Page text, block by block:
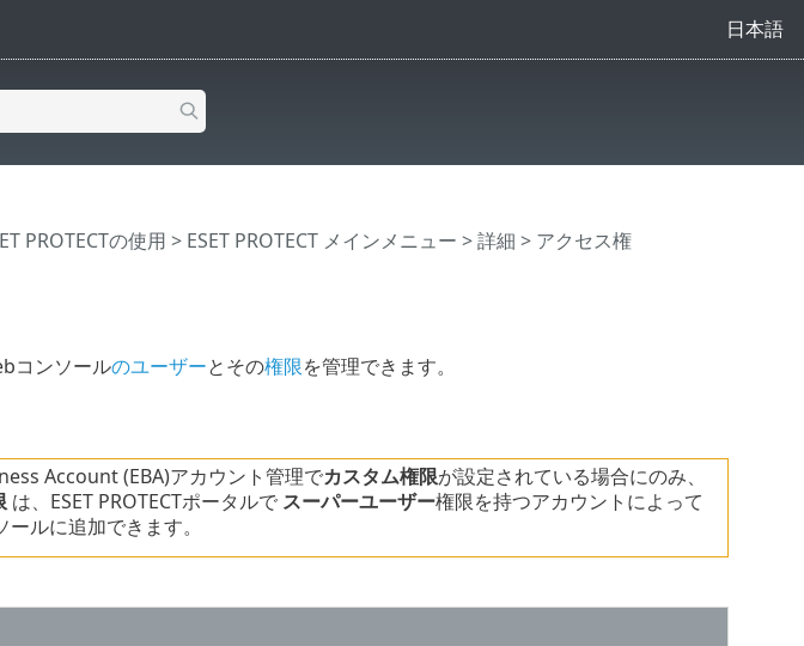
日本語
PROTECTの使用 > ESET PROTECT メインメニュー >詳細 > アクセス権
コンソールのユーザーとその権限を管理できます。
Account (EBA)アカウント管理でカスタム権限が設定されている場合にのみ、
は、ESET PROTECTポータルで スーパーユーザー権限を持つアカウントによって
ルに追加できます。